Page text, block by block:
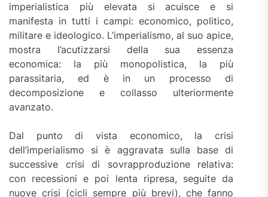
imperialistica più elevata si acuisce e si
manifesta in tutti i campi: economico, politico,
militare e ideologico. L’imperialismo, al suo apice,
mostra l’acutizzarsi della sua essenza
economica: la più monopolistica, la più
parassitaria, ed è in un processo di
decomposizione e collasso ulteriormente
avanzato.
Dal punto di vista economico, la crisi
dell’imperialismo si è aggravata sulla base di
successive crisi di sovrapproduzione relativa:
con recessioni e poi lenta ripresa, seguite da
nuove crisi (cicli sempre più brevi), che fanno